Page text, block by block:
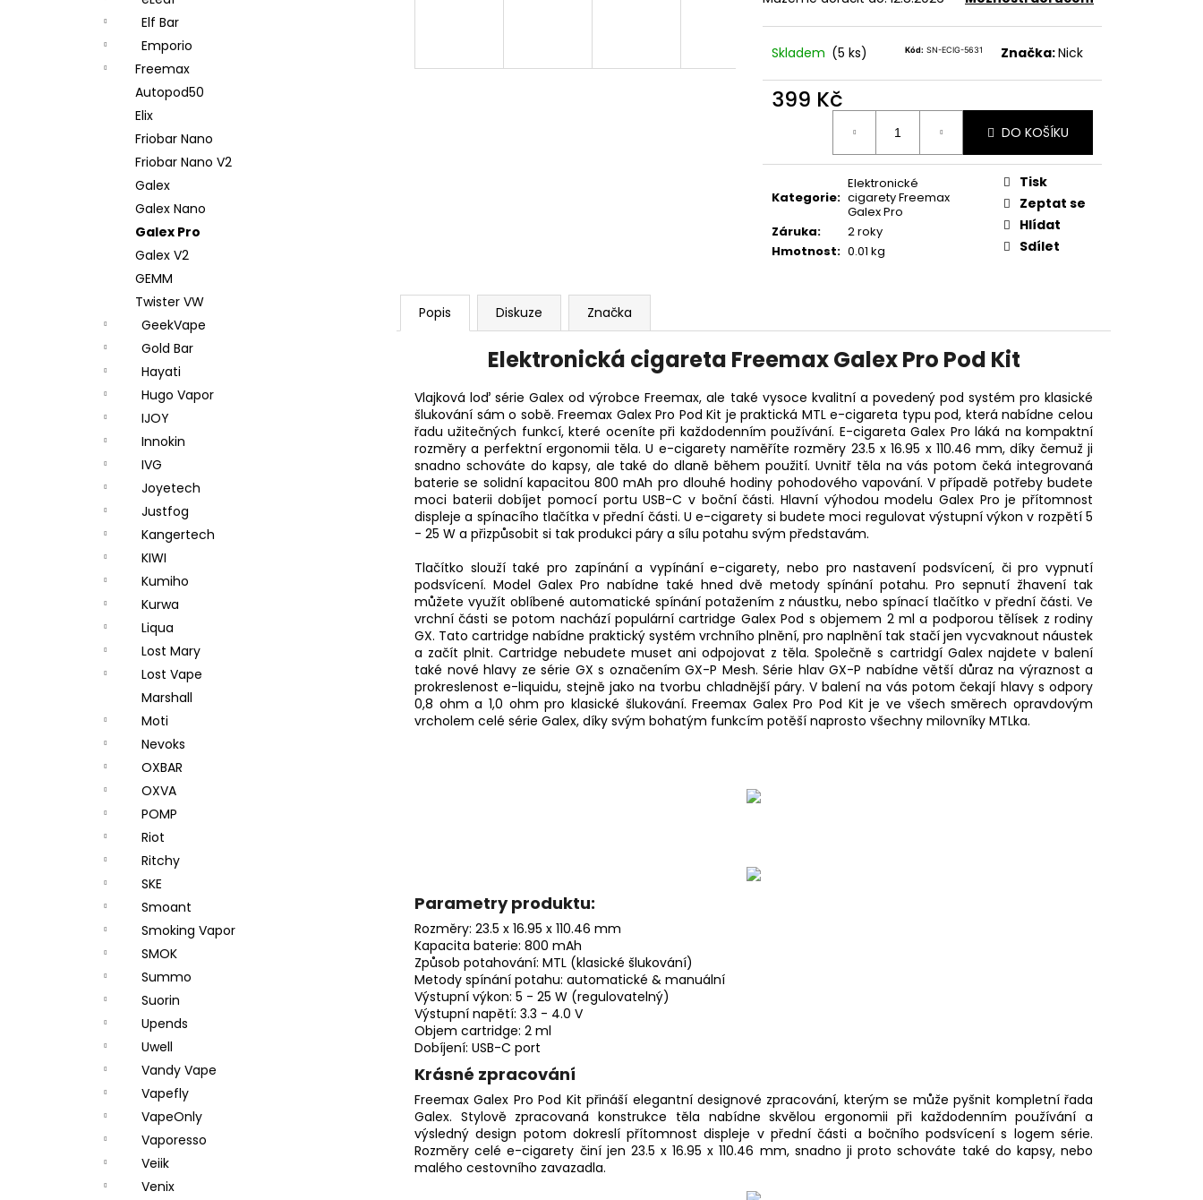
Elf Bar
Emporio
Freemax
Autopod50
Elix
Friobar Nano
Friobar Nano V2
Galex
Galex Nano
Galex Pro
Galex V2
GEMM
Twister VW
GeekVape
Gold Bar
Hayati
Hugo Vapor
IJOY
Innokin
IVG
Joyetech
Justfog
Kangertech
KIWI
Kumiho
Kurwa
Liqua
Lost Mary
Lost Vape
Marshall
Moti
Nevoks
OXBAR
OXVA
POMP
Riot
Ritchy
SKE
Smoant
Smoking Vapor
SMOK
Summo
Suorin
Upends
Uwell
Vandy Vape
Vapefly
VapeOnly
Vaporesso
Veiik
Venix
Skladem (5 ks) Kód: SN-ECIG-5631 Značka:Nick
399 Kč
DO KOŠÍKU
Kategorie:
Elektronické
cigarety Freemax
Galex Pro
Záruka:
2 roky
Hmotnost: 0.01 kg
Tisk
Zeptat se
Hlídat
Sdílet
Popis Diskuze Značka
Elektronická cigareta Freemax Galex Pro Pod Kit
Vlajková loď série Galex od výrobce Freemax, ale také vysoce kvalitní a povedený pod systém pro klasické
šlukování sám o sobě. Freemax Galex Pro Pod Kit je praktická MTLe-cigareta typu pod, která nabídne celou
řadu užitečných funkcí, které oceníte při každodenním používání. E-cigareta Galex Pro láká na kompaktní
rozměry a perfektní ergonomii těla. U e-cigarety naměříte rozměry 23.5 x 16.95 x 110.46 mm, díky čemuž ji
snadno schováte do kapsy, ale také do dlaně během použití. Uvnitř těla na vás potom čeká integrovaná
baterie se solidní kapacitou 800 mAh pro dlouhé hodiny pohodového vapování. V případě potřeby budete
moci baterii dobíjet pomocí portu USB-C v boční části. Hlavní výhodou modelu Galex Pro je přítomnost
displeje a spínacího tlačítka v přední části. U e-cigarety si budete moci regulovat výstupní výkon v rozpětí 5
- 25 W a přizpůsobit si tak produkci páry a sílu potahu svým představám.
Tlačítko slouží také pro zapínání a vypínání e-cigarety, nebo pro nastavení podsvícení, či pro vypnutí
podsvícení. Model Galex Pro nabídne také hned dvě metody spínání potahu. Pro sepnutí žhavení tak
můžete využít oblíbené automatické spínání potažením z náustku, nebo spínací tlačítko v přední části. Ve
vrchní části se potom nachází populárnícartridge Galex Pod s objemem 2 ml a podporou tělísek z rodiny
GX. Tato cartridge nabídne praktický systém vrchního plnění, pro naplnění tak stačí jen vycvaknout náustek
a začít plnit. Cartridge nebudete muset ani odpojovat z těla. Společně s cartridgí Galex najdete v balení
také nové hlavy ze série GX s označením GX-P Mesh. Série hlav GX-P nabídne větší důraz na výraznost a
prokreslenost e-liquidu, stejně jako na tvorbu chladnější páry. V balení na vás potom čekají hlavy s odpory
0,8 ohm a 1,0 ohm pro klasické šlukování. Freemax Galex Pro Pod Kit je ve všech směrech opravdovým
vrcholem celé série Galex, díky svým bohatým funkcím potěší naprosto všechny milovníky MTLka.
Parametry produktu:
Rozměry: 23.5 x 16.95 x 110.46 mm
Kapacita baterie: 800 mAh
Způsob potahování: MTL (klasické šlukování)
Metody spínání potahu: automatické & manuální
Výstupní výkon: 5 - 25 W (regulovatelný)
Výstupní napětí: 3.3 - 4.0 V
Objem cartridge: 2 ml
Dobíjení: USB-C port
Krásné zpracování
Freemax Galex Pro Pod Kit přináší elegantní designové zpracování, kterým se může pyšnit kompletní řada
Galex. Stylově zpracovaná konstrukce těla nabídne skvělou ergonomii při každodenním používání a
výsledný design potom dokreslí přítomnost displeje v přední části a bočního podsvícení s logem série.
Rozměry celé e-cigarety činí jen 23.5 x 16.95 x 110.46 mm, snadno ji proto schováte také do kapsy, nebo
malého cestovního zavazadla.
DEKANG DESERT SHIP 10ML 18MG
155 Kč
Původně:195 Kč
BÁZE FIFTY BOOSTER IMPERIA 5X10ML
649 Kč